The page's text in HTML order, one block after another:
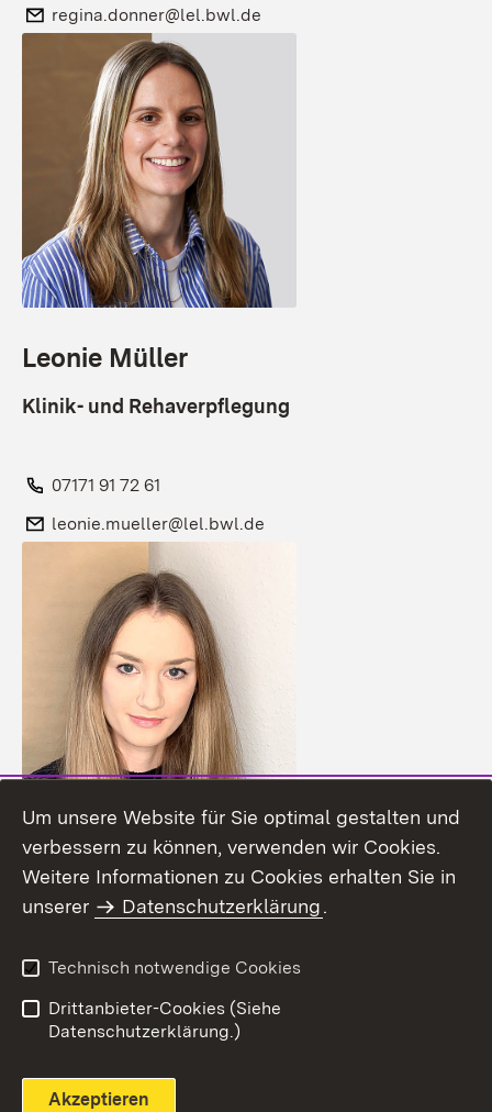
E-Mail:
regina.donner@lel.bwl.de
Leonie Müller
Klinik- und Rehaverpflegung
Telefon:
07171 91 72 61
E-Mail:
leonie.mueller@lel.bwl.de
Lisa Bonfirraro
Verpflegung in Landeskantinen, Hochschulen
Telefon:
07171 91 72 74
Um unsere Website für Sie optimal gestalten und
verbessern zu können, verwenden wir Cookies.
Weitere Informationen zu Cookies erhalten Sie in
unserer
Datenschutzerklärung.
Technisch notwendige Cookies
Drittanbieter-Cookies (Siehe
Datenschutzerklärung.)
Akzeptieren